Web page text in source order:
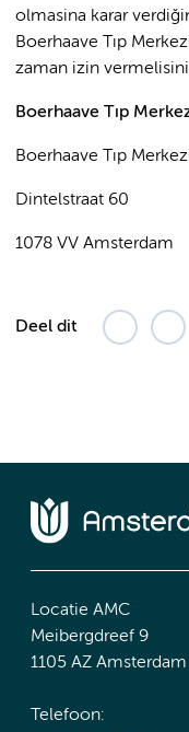
olmasina karar
Boerhaave Tıp
zaman izin
Boerhaave Tıp
Boerhaave Tıp
Dintelstraat 60
1078 VV Amsterdam
Deel dit
Locatie AMC
Meibergdreef 9
1105 AZ Amsterdam
Telefoon: